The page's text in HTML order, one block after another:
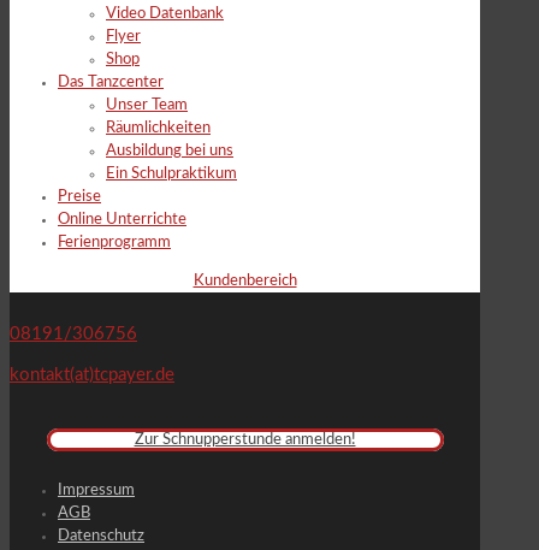
Video Datenbank
Flyer
Shop
Das Tanzcenter
Unser Team
Räumlichkeiten
Ausbildung bei uns
Ein Schulpraktikum
Preise
Online Unterrichte
Ferienprogramm
Kundenbereich
08191/306756
kontakt(at)tcpayer.de
Zur Schnupperstunde anmelden!
Impressum
AGB
Datenschutz